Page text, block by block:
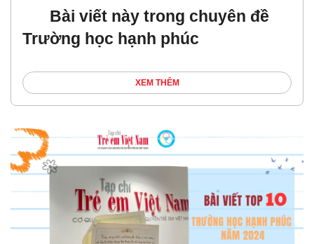
Bài viết này trong chuyên đề
Trường học hạnh phúc
XEM THÊM